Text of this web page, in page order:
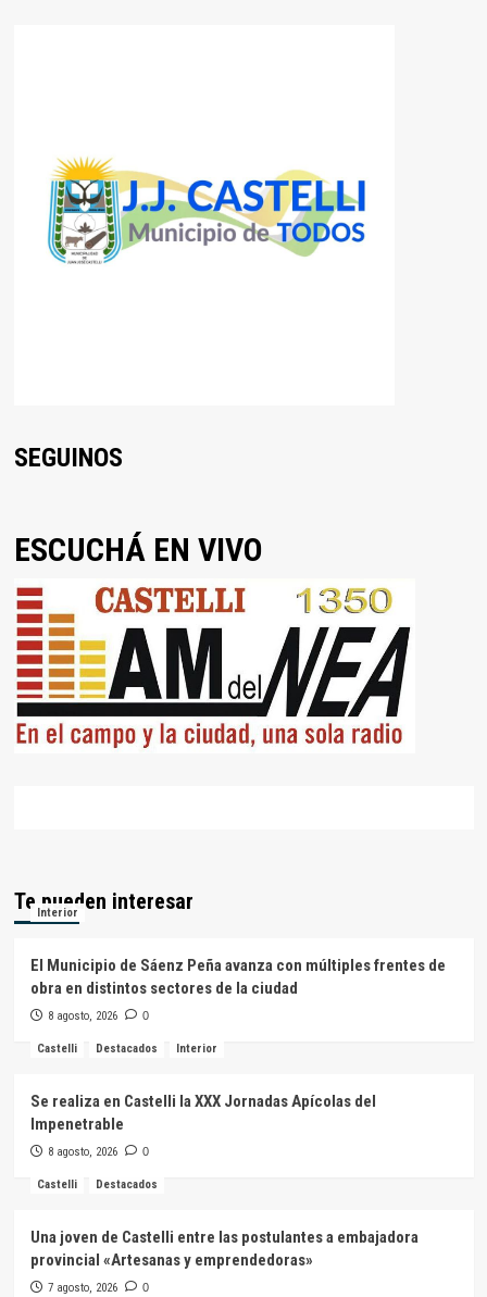
SEGUINOS
ESCUCHÁ EN VIVO
Te pueden interesar
Interior
El Municipio de Sáenz Peña avanza con múltiples frentes de
obra en distintos sectores de la ciudad
8 agosto, 2026 0
Castelli Destacados Interior
Se realiza en Castelli la XXX Jornadas Apícolas del
Impenetrable
8 agosto, 2026 0
Castelli Destacados
Una joven de Castelli entre las postulantes a embajadora
provincial «Artesanas y emprendedoras»
7 agosto, 2026 0